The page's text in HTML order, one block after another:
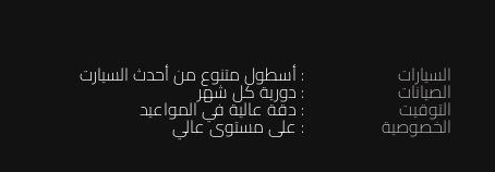
السيارات : أسطول متنوع من أحدث السيارت
الصيانات : دورية كل شهر
التوقيت : دقة عالية في المواعيد
الخصوصية : على مستوى عالي